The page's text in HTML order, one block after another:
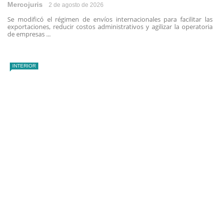
Mercojuris 2 de agosto de 2026
Se modificó el régimen de envíos internacionales para facilitar las
exportaciones, reducir costos administrativos y agilizar la operatoria
de empresas ...
INTERIOR